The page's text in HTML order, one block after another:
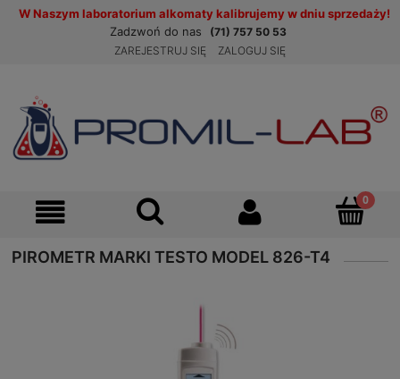
W Naszym laboratorium alkomaty kalibrujemy w dniu sprzedaży!
Zadzwoń do nas
(71) 757 50 53
ZAREJESTRUJ SIĘ
ZALOGUJ SIĘ
PIROMETR MARKI TESTO MODEL 826-T4